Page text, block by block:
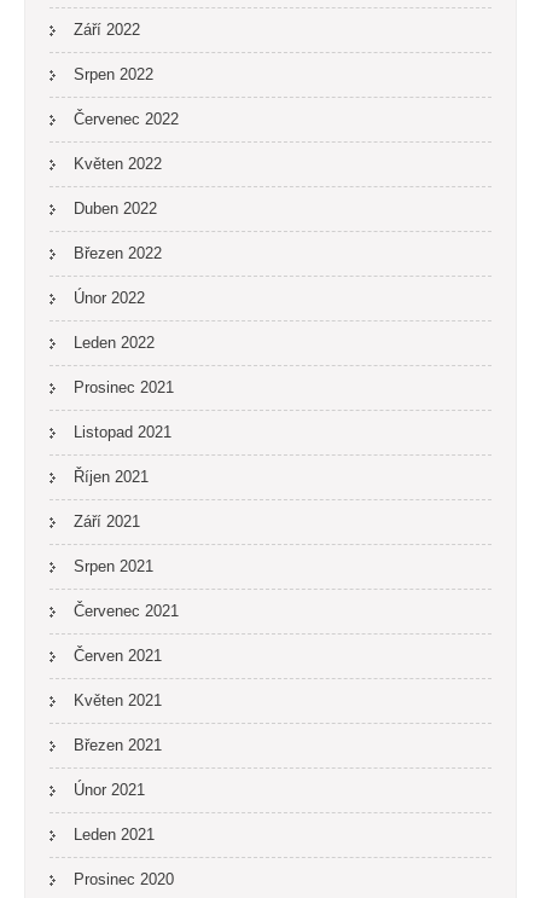
Září 2022
Srpen 2022
Červenec 2022
Květen 2022
Duben 2022
Březen 2022
Únor 2022
Leden 2022
Prosinec 2021
Listopad 2021
Říjen 2021
Září 2021
Srpen 2021
Červenec 2021
Červen 2021
Květen 2021
Březen 2021
Únor 2021
Leden 2021
Prosinec 2020